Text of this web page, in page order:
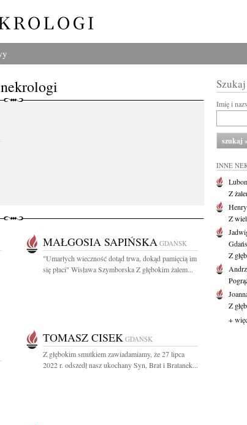
MAŁGOSIA SAPIŃSKA GDAŃSK
"Umarłych wieczność dotąd trwa, dokąd pamięcią im
się płaci" Wisława Szymborska Z głębokim żalem...
TOMASZ CISEK GDAŃSK
Z głębokim smutkiem zawiadamiamy, że 27 lipca
2022 r. odszedł nasz ukochany Syn, Brat i Bratanek...
Imię i
INNE
Z
Z
Z
Z
+